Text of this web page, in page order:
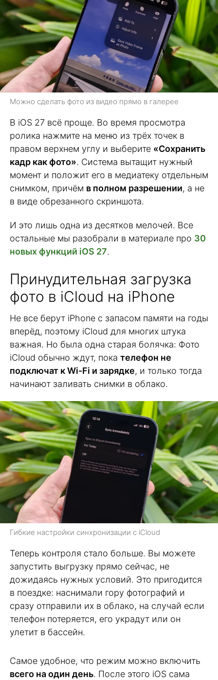
Можно сделать фото из видео прямо в галерее
В iOS 27 всё проще. Во время просмотра
ролика нажмите на меню из трёх точек в
правом верхнем углу и выберите «Сохранить
кадр как фото». Система вытащит нужный
момент и положит его в медиатеку отдельным
снимком, причём в полном разрешении, а не
в виде обрезанного скриншота.
И это лишь одна из десятков мелочей. Все
остальные мы разобрали в материале про 30
новых функций iOS 27.
Принудительная загрузка
фото в iCloud на iPhone
Не все берут iPhone с запасом памяти на годы
вперёд, поэтому iCloud для многих штука
важная. Но была одна старая болячка: Фото
iCloud обычно ждут, пока телефон не
подключат к Wi-Fi и зарядке, и только тогда
начинают заливать снимки в облако.
Гибкие настройки синхронизации с iCloud
Теперь контроля стало больше. Вы можете
запустить выгрузку прямо сейчас, не
дожидаясь нужных условий. Это пригодится
в поездке: наснимали гору фотографий и
сразу отправили их в облако, на случай если
телефон потеряется, его украдут или он
улетит в бассейн.
Самое удобное, что режим можно включить
всего на один день. После этого iOS сама